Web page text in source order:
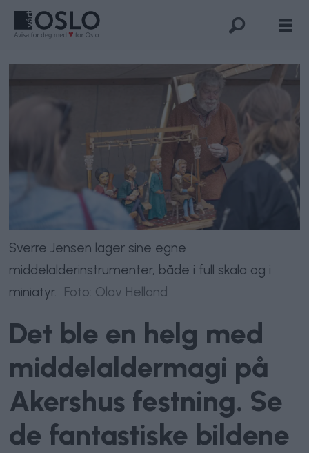
Sverre Jensen lager sine egne
middelalderinstrumenter, både i full skala og i
miniatyr. Foto: Olav Helland
Det ble en helg med
middelaldermagi på
Akershus festning. Se
de fantastiske bildene